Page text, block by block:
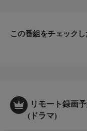
この番組をチェック
リモート録画
(ドラマ)